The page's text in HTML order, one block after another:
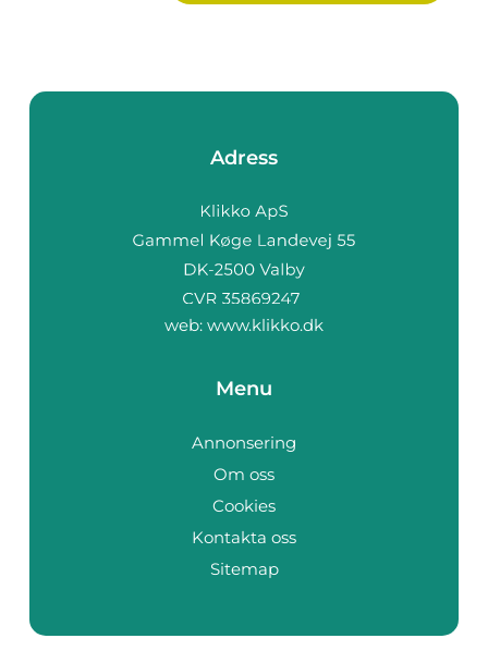
Adress
web: www.klikko.dk
Menu
Annonsering
Om oss
Cookies
Kontakta oss
Sitemap